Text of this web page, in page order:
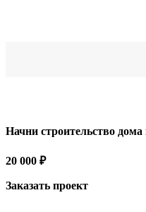
Начни строительство
20 000 ₽
Заказать проект